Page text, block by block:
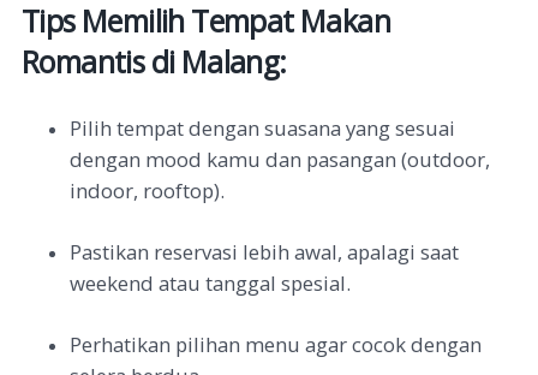
Tips Memilih Tempat Makan
Romantis di Malang:
Pilih tempat dengan suasana yang sesuai
dengan mood kamu dan pasangan (outdoor,
indoor, rooftop).
Pastikan reservasi lebih awal, apalagi saat
weekend atau tanggal spesial.
Perhatikan pilihan menu agar cocok dengan